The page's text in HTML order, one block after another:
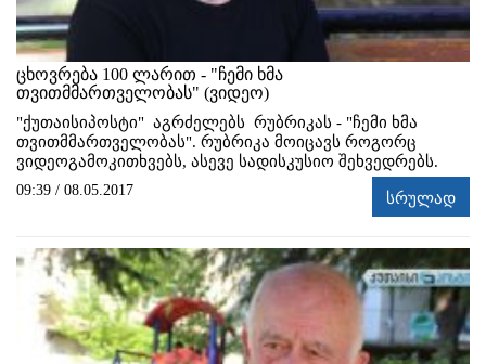
ცხოვრება 100 ლარით - "ჩემი ხმა
თვითმმართველობას" (ვიდეო)
"ქუთაისიპოსტი" აგრძელებს რუბრიკას - "ჩემი ხმა
თვითმმართველობას". რუბრიკა მოიცავს როგორც
ვიდეოგამოკითხვებს, ასევე სადისკუსიო შეხვედრებს.
09:39 / 08.05.2017 სრულად